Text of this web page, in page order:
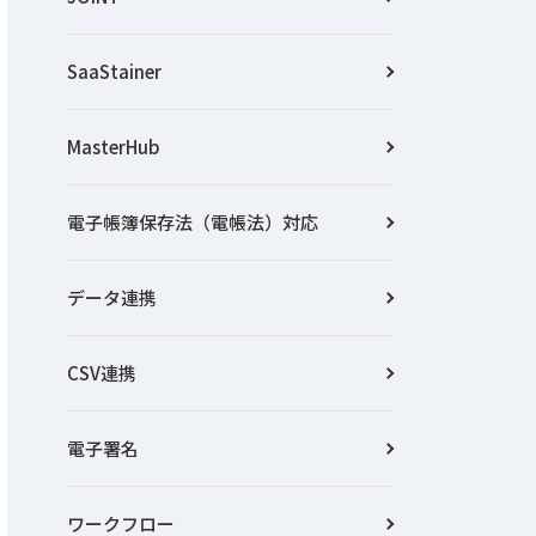
SaaStainer
MasterHub
電子帳簿保存法（電帳法）対応
データ連携
CSV連携
電子署名
ワークフロー